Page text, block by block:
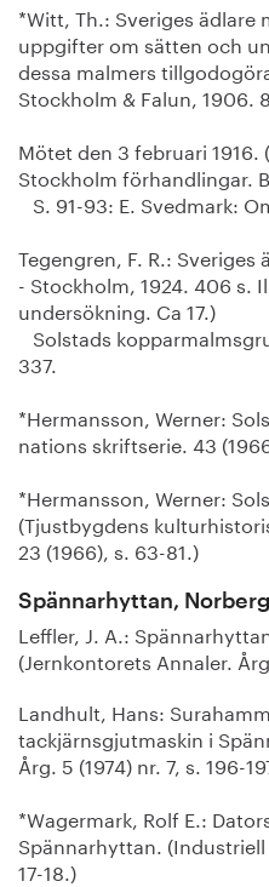
*Witt, Th.: Sveriges
uppgifter om sätten och
dessa malmers
Stockholm & Falun, 1906.
Mötet den 3 februari
Stockholm förhandlingar.
S. 91-93: E. Svedmark:
Tegengren, F. R.:
- Stockholm, 1924. 406 s.
undersökning. Ca 17.)
Solstads
337.
*Hermansson, Werner:
nations skriftserie. 43
*Hermansson, Werner:
(Tjustbygdens
23 (1966), s. 63-81.)
Spännarhyttan, Norberg
Leffler, J. A.:
(Jernkontorets Annaler.
Landhult, Hans:
tackjärnsgjutmaskin i
Årg. 5 (1974) nr. 7, s. 196-
*Wagermark, Rolf E.:
Spännarhyttan. (Industriell
17-18.)